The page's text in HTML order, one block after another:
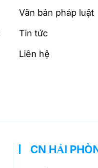
Văn bản pháp luật
Tin tức
Liên hệ
CN HẢI